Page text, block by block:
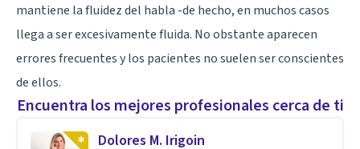
mantiene la fluidez del habla -de hecho, en muchos casos
llega a ser excesivamente fluida. No obstante aparecen
errores frecuentes y los pacientes no suelen ser conscientes
de ellos.
Encuentra los mejores profesionales cerca de ti
Dolores M. Irigoin